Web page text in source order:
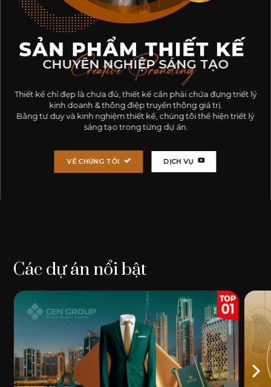
CHUYÊN NGHIỆP SÁNG TẠO
Thiết kế chỉ đẹp là chưa đủ, thiết kế cần phải chứa đựng triết lý
kinh doanh & thông điệp truyền thông giá trị.
Bằng tư duy và kinh nghiệm thiết kế, chúng tôi thể hiện triết lý
sáng tạo trong từng dự án.
VỀ CHÚNG TÔI DỊCH VỤ
Các dự án nổi bật